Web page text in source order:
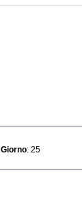
Giorno : 25